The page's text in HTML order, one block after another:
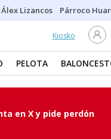
Álex Lizancos Párroco
Kiosko
PELOTA
en X y pide perdón